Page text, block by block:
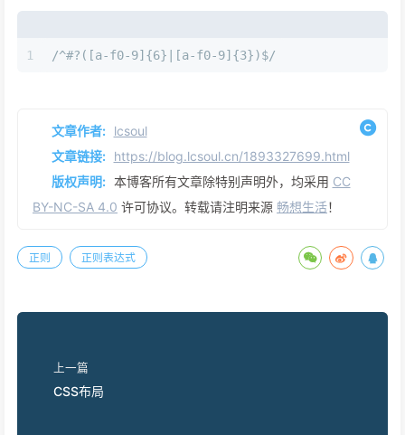
1 /^#?([a-f0-9]{6}|[a-f0-9]{3})$/
文章作者: lcsoul
文章链接: https://blog.lcsoul.cn/1893327699.html
版权声明: 本博客所有文章除特别声明外，均采用 CC
BY-NC-SA 4.0 许可协议。转载请注明来源 畅想生活！
正则 正则表达式
上一篇
CSS布局